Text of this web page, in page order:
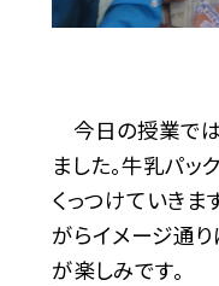
今日の授業で
ました。牛乳パッ
くっつけていきま
がらイメージ通
が楽しみです。